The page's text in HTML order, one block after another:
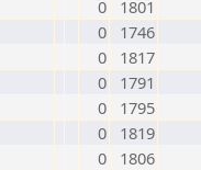
0
1801
0
1746
0
1817
0
1791
0
1795
0
1819
0
1806